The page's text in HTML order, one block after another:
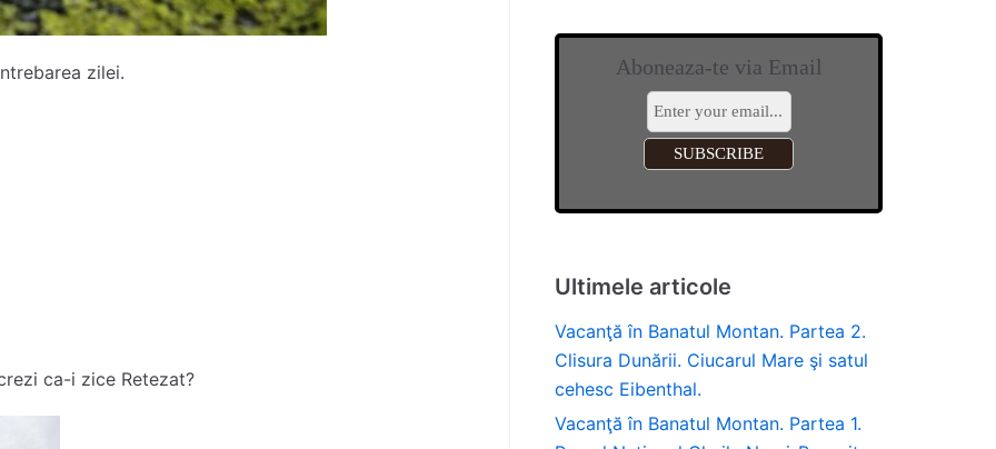
zilei.
ca-i zice Retezat?
Aboneaza-te via Email
Ultimele articole
Vacanţă în Banatul Montan. Partea 2.
Clisura Dunării. Ciucarul Mare şi satul
cehesc Eibenthal.
Vacanţă în Banatul Montan. Partea 1.